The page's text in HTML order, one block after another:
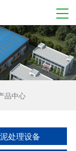
品中心
处理设备